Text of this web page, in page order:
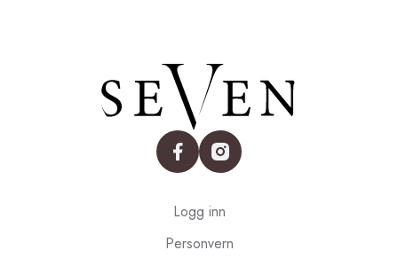
facebookinstagram
Logg inn
Personvern